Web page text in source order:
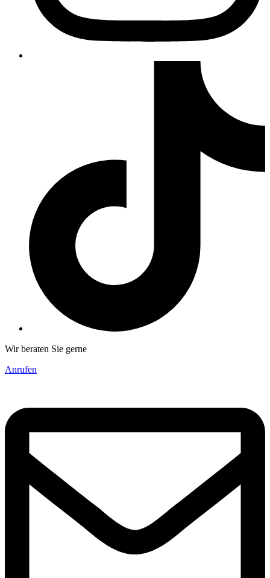
Wir beraten Sie gerne
Anrufen